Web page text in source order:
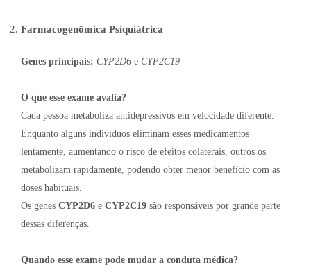
Farmacogenômica Psiquiátrica
Genes principais: CYP2D6 e CYP2C19
O que esse exame avalia?
Cada pessoa metaboliza antidepressivos em velocidade diferente.
Enquanto alguns indivíduos eliminam esses medicamentos
lentamente, aumentando o risco de efeitos colaterais, outros os
metabolizam rapidamente, podendo obter menor benefício com as
doses habituais.
Os genes CYP2D6 e CYP2C19 são responsáveis por grande parte
dessas diferenças.
Quando esse exame pode mudar a conduta médica?